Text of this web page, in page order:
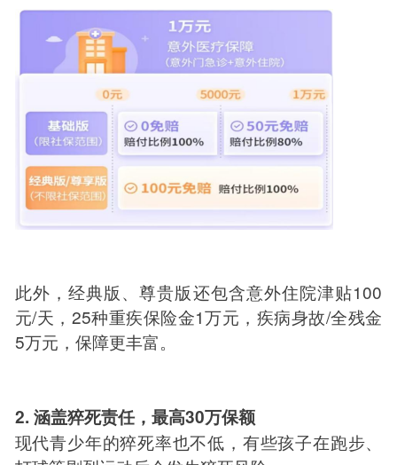
此外，经典版、尊贵版还包含意外住院津贴100
元/天，25种重疾保险金1万元，疾病身故/全残金
5万元，保障更丰富。
2. 涵盖猝死责任，最高30万保额
现代青少年的猝死率也不低，有些孩子在跑步、